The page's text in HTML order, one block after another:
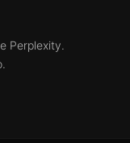
Perplexity.